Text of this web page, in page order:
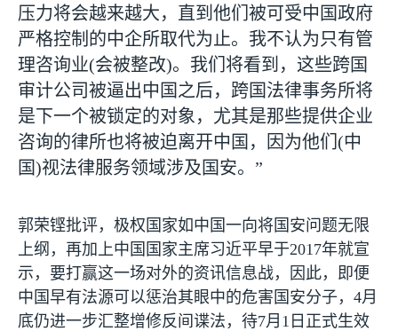
压力将会越来越大，直到他们被可受中国政府
严格控制的中企所取代为止。我不认为只有管
理咨询业(会被整改)。我们将看到，这些跨国
审计公司被逼出中国之后，跨国法律事务所将
是下一个被锁定的对象，尤其是那些提供企业
咨询的律所也将被迫离开中国，因为他们 (中
国)视法律服务领域涉及国安。”
郭荣铿批评，极权国家如中国一向将国安问题无限
上纲，再加上中国国家主席习近平早于2017年就宣
示，要打赢这一场对外的资讯信息战，因此，即便
中国早有法源可以惩治其眼中的危害国安分子， 4月
底仍进一步汇整增修反间谍法，待7月 1 日正式生效